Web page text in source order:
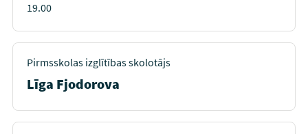
19.00
Pirmsskolas izglītības skolotājs
Līga Fjodorova